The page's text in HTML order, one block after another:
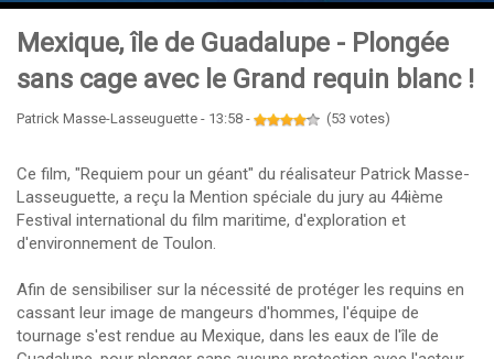
Mexique, île de Guadalupe - Plongée
sans cage avec le Grand requin blanc !
Patrick Masse-Lasseuguette - 13:58 - (53 votes)
Ce film, "Requiem pour un géant" du réalisateur Patrick Masse-
Lasseuguette, a reçu la Mention spéciale du jury au 44ième
Festival international du film maritime, d'exploration et
d'environnement de Toulon.
Afin de sensibiliser sur la nécessité de protéger les requins en
cassant leur image de mangeurs d'hommes, l'équipe de
tournage s'est rendue au Mexique, dans les eaux de l'île de